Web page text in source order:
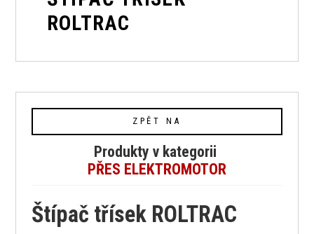
ROLTRAC
ZPĚT NA
Produkty v kategorii
PŘES ELEKTROMOTOR
Štípač třísek ROLTRAC